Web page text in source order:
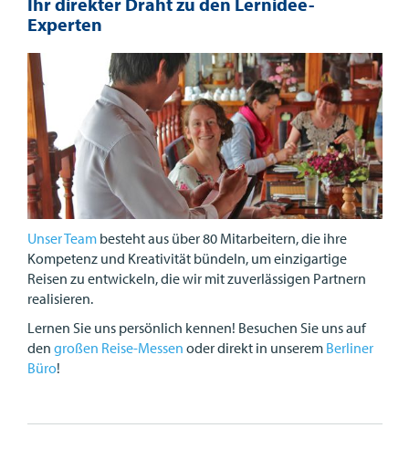
Experten
Unser Teambesteht aus über 80 Mitarbeitern, die ihre
Kompetenz und Kreativität bündeln, um einzigartige
Reisen zu entwickeln, die wir mit zuverlässigen Partnern
realisieren.
Lernen Sie uns persönlich kennen! Besuchen Sie uns auf
den großen Reise-Messen oder direkt in unserem Berliner
Büro!